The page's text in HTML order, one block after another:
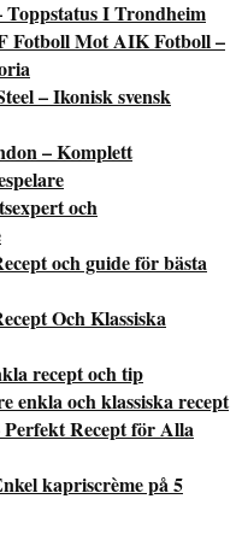
Toppstatus I Trondheim
Fotboll Mot AIK Fotboll –
– Ikonisk svensk
– Komplett
och
och guide för bästa
Och Klassiska
recept och tip
enkla och klassiska recept
Recept för Alla
kapriscrème på 5